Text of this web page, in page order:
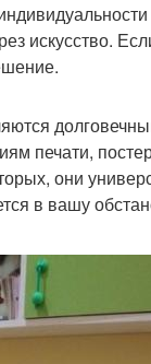
искусство.
печати,
они
в вашу